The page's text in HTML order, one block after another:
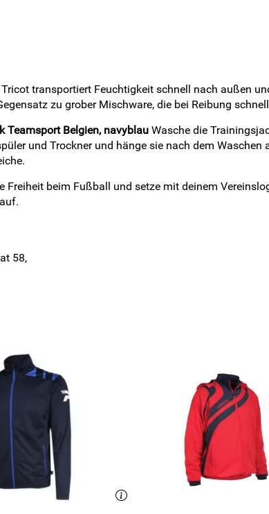
transportiert Feuchtigkeit schnell nach außen
zu grober Mischware, die bei Reibung
Teamsport Belgien, navyblau Wasche die
und Trockner und hänge sie nach dem
beim Fußball und setze mit deinem
58,